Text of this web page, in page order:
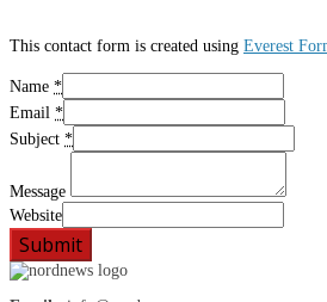
This contact form is created using Everest
Name *
Email *
Subject *
Message
Website
Submit